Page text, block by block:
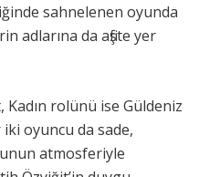
sahnelenen oyunda
adlarına da afişte yer
rolünü ise Güldeniz
oyuncu da sade,
atmosferiyle